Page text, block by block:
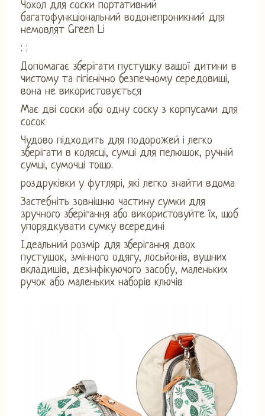
Чохол для соски портативний
багатофункціональний водонепроникний для
немовлят Green Li
: :
Допомагає зберігати пустушку вашої дитини в
чистому та гігієнічно безпечному середовищі,
вона не використовується
Має дві соски або одну соску з корпусами для
сосок
Чудово підходить для подорожей і легко
зберігати в колясці, сумці для пелюшок, ручній
сумці, сумочці тощо.
роздруківки у футлярі, які легко знайти вдома
Застебніть зовнішню частину сумки для
зручного зберігання або використовуйте їх, щоб
упорядкувати сумку всередині
Ідеальний розмір для зберігання двох
пустушок, змінного одягу, лосьйонів, вушних
вкладишів, дезінфікуючого засобу, маленьких
ручок або маленьких наборів ключів